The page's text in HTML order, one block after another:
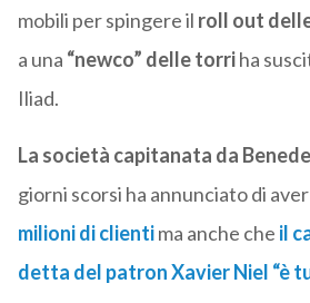
mobili per spingere il roll out
a una “newco” delle torriha
Iliad.
La società capitanata da
giorni scorsi ha annunciato di
milioni di clientima anche che il
detta del patron Xavier Niel “è